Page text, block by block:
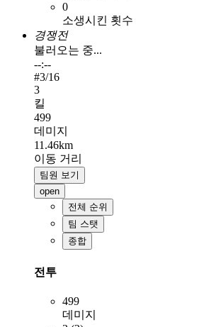
0
소생시킨 횟수
경쟁전
불러오는 중...
--:--
#3/16
3
킬
499
데미지
11.46km
이동 거리
팀원 보기
open
전체 순위
팀 스탯
종합
전투
499
데미지